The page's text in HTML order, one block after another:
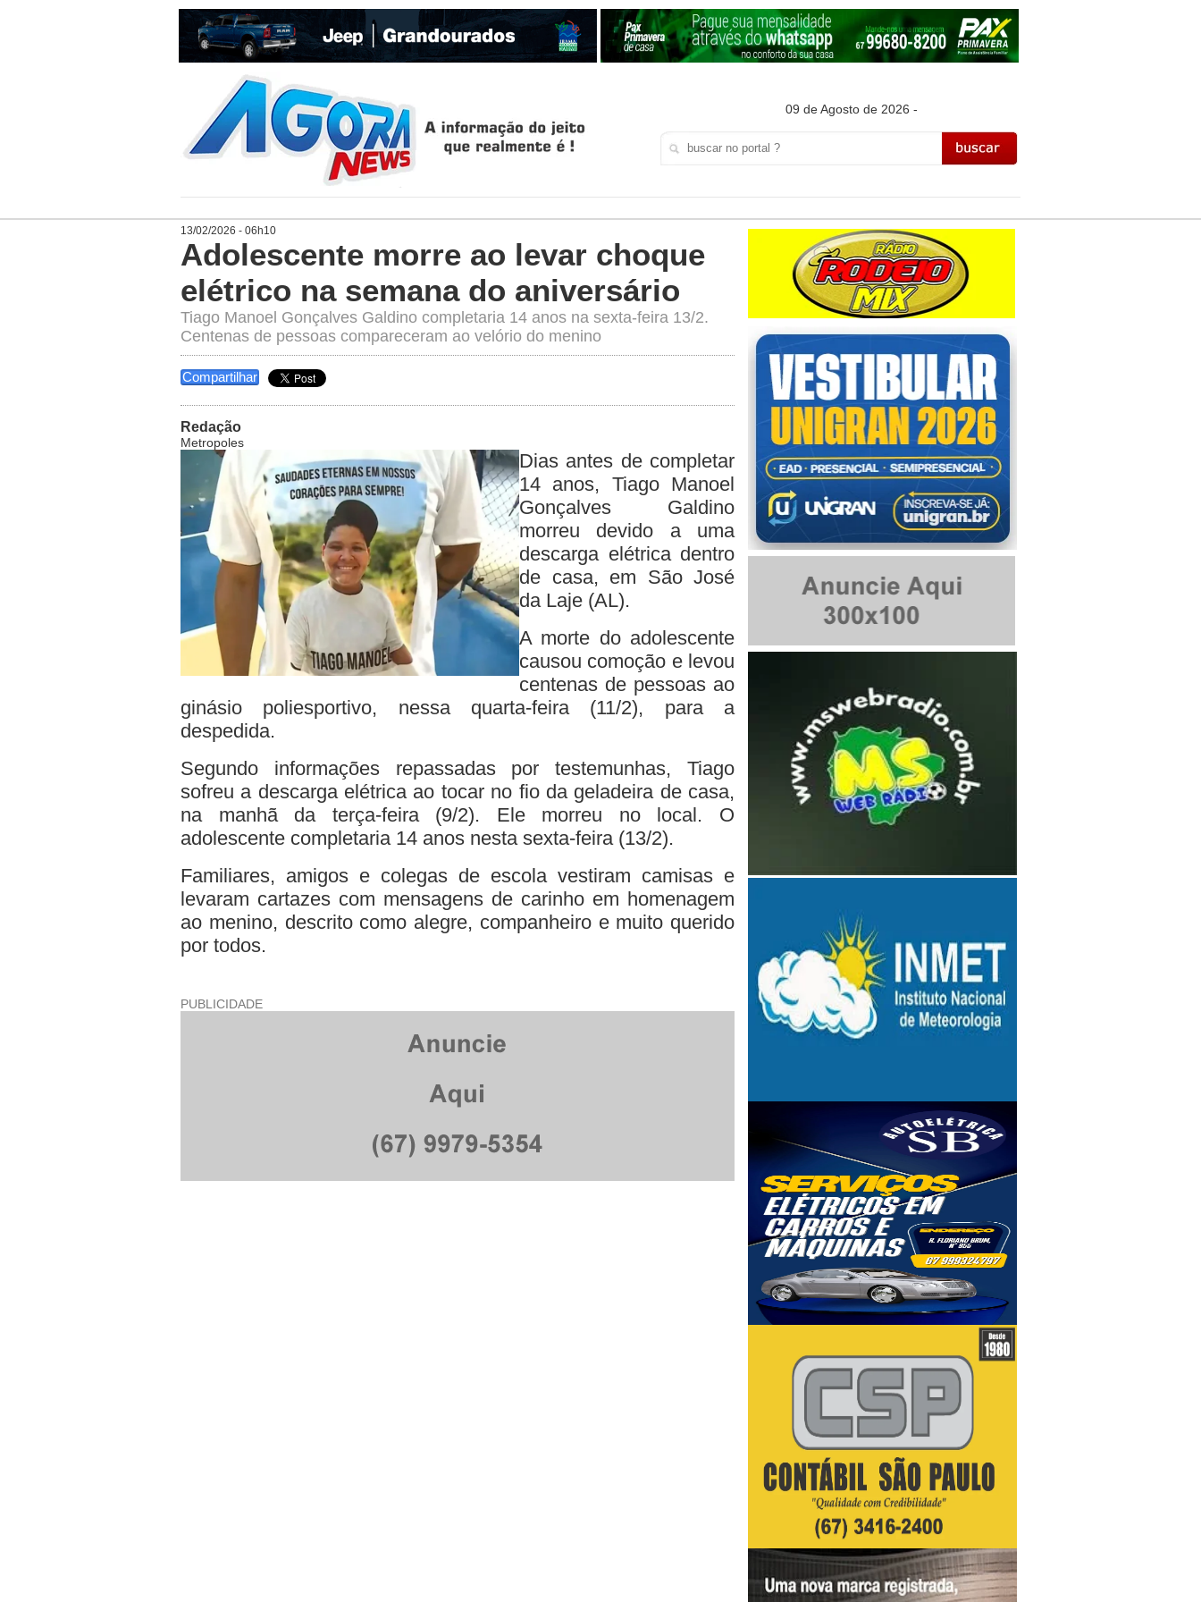
09 de Agosto de 2026 -
13/02/2026 - 06h10
Adolescente morre ao levar choque
elétrico na semana do aniversário
Tiago Manoel Gonçalves Galdino completaria 14 anos na sexta-feira 13/2.
Centenas de pessoas compareceram ao velório do menino
Compartilhar
Redação
Metropoles
Dias antes de completar
14 anos, Tiago Manoel
Gonçalves Galdino
morreu devido a uma
descarga elétrica dentro
de casa, em São José
da Laje (AL).
A morte do adolescente
causou comoção e levou
centenas de pessoas ao
ginásio poliesportivo, nessa quarta-feira (11/2), para a
despedida.
Segundo informações repassadas por testemunhas, Tiago
sofreu a descarga elétrica ao tocar no fio da geladeira de casa,
na manhã da terça-feira (9/2). Ele morreu no local. O
adolescente completaria 14 anos nesta sexta-feira (13/2).
Familiares, amigos e colegas de escola vestiram camisas e
levaram cartazes com mensagens de carinho em homenagem
ao menino, descrito como alegre, companheiro e muito querido
por todos.
PUBLICIDADE